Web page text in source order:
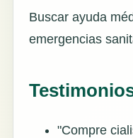
Buscar ayuda
emergencias
"Compre